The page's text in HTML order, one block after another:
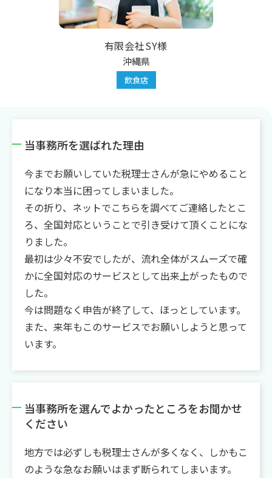
有限会社SY様
沖縄県
飲食店
当事務所を選ばれた理由
今までお願いしていた税理士さんが急にやめること
になり本当に困ってしまいました。
その折り、ネットでこちらを調べてご連絡したとこ
ろ、全国対応ということで引き受けて頂くことにな
りました。
最初は少々不安でしたが、流れ全体がスムーズで確
かに全国対応のサービスとして出来上がったもので
した。
今は問題なく申告が終了して、ほっとしています。
また、来年もこのサービスでお願いしようと思って
います。
当事務所を選んでよかったところをお聞かせ
ください
地方では必ずしも税理士さんが多くなく、しかもこ
のような急なお願いはまず断られてしまいます。